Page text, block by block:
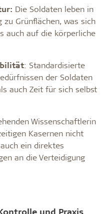
Die Soldaten leben in
zu Grünflächen, was sich
auch auf die körperliche
: Standardisierte
der Soldaten
auch Zeit für sich selbst
Wissenschaftlerin
Kasernen nicht
ein direktes
an die Verteidigung
und Praxis